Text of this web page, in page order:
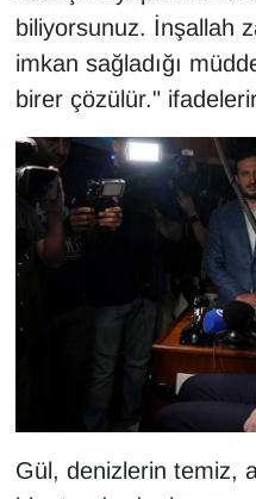
biliyorsunuz. İnşallah
imkan sağladığı
birer çözülür."
Gül, denizlerin temiz,
POLİTİKA
Resmi İlanlar
SAĞLIK
Seri İlan
Sinema - TV
SİYASET
SPOR
TEBRİK